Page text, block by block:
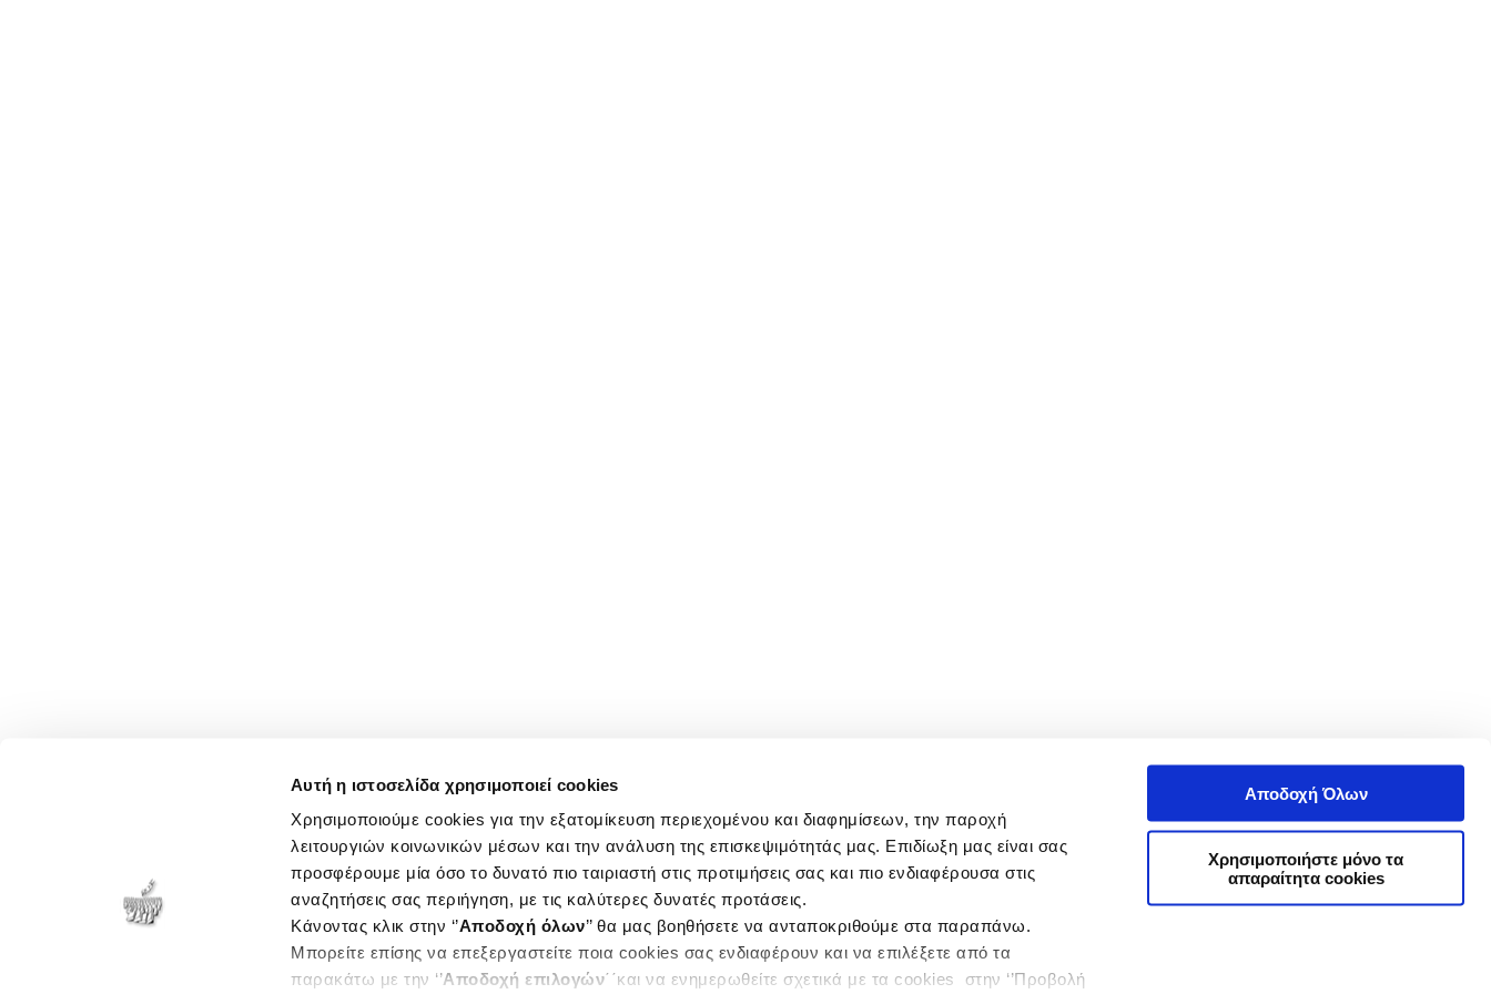
Αυτή η ιστοσελίδα χρησιμοποιεί cookies
Χρησιμοποιούμε cookies για την εξατομίκευση περιεχομένου και διαφημίσεων, την παροχή
λειτουργιών κοινωνικών μέσων και την ανάλυση της επισκεψιμότητάς μας. Επιδίωξη μας είναι σας
προσφέρουμε μία όσο το δυνατό πιο ταιριαστή στις προτιμήσεις σας και πιο ενδιαφέρουσα στις
αναζητήσεις σας περιήγηση, με τις καλύτερες δυνατές προτάσεις.
Κάνοντας κλικ στην ‘’Αποδοχή όλων’’ θα μας βοηθήσετε να ανταποκριθούμε στα παραπάνω.
Μπορείτε επίσης να επεξεργαστείτε ποια cookies σας ενδιαφέρουν και να επιλέξετε από τα
παρακάτω με την ‘’Αποδοχή επιλογών΄΄και να ενημερωθείτε σχετικά με τα cookies στην ‘’Προβολή
Αποδοχή Όλων
Χρησιμοποιήστε μόνο τα
απαραίτητα cookies